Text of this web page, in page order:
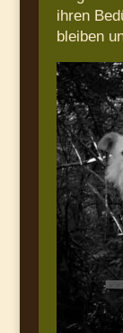
ihren
bleiben